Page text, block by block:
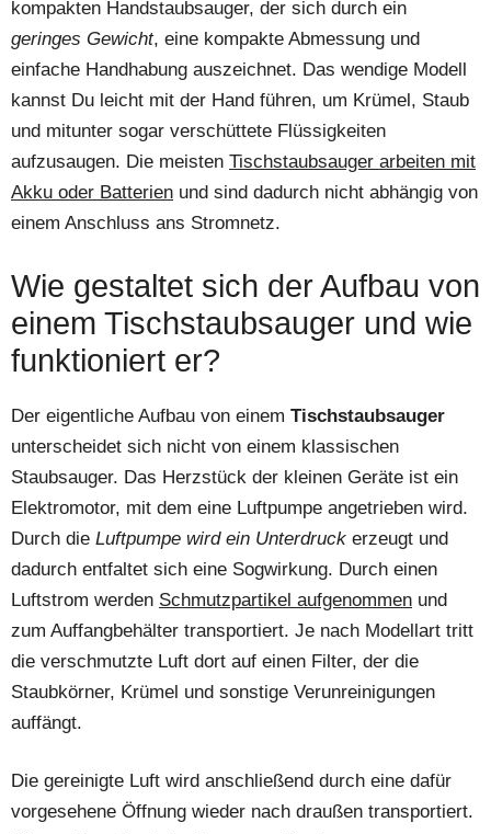
kompakten Handstaubsauger, der sich durch ein
geringes Gewicht, eine kompakte Abmessung und
einfache Handhabung auszeichnet. Das wendige Modell
kannst Du leicht mit der Hand führen, um Krümel, Staub
und mitunter sogar verschüttete Flüssigkeiten
aufzusaugen. Die meisten Tischstaubsauger arbeiten mit
Akku oder Batterien und sind dadurch nicht abhängig von
einem Anschluss ans Stromnetz.
Wie gestaltet sich der Aufbau von
einem Tischstaubsauger und wie
funktioniert er?
Der eigentliche Aufbau von einem Tischstaubsauger
unterscheidet sich nicht von einem klassischen
Staubsauger. Das Herzstück der kleinen Geräte ist ein
Elektromotor, mit dem eine Luftpumpe angetrieben wird.
Durch die Luftpumpe wird ein Unterdruck erzeugt und
dadurch entfaltet sich eine Sogwirkung. Durch einen
Luftstrom werden Schmutzpartikel aufgenommen und
zum Auffangbehälter transportiert. Je nach Modellart tritt
die verschmutzte Luft dort auf einen Filter, der die
Staubkörner, Krümel und sonstige Verunreinigungen
auffängt.
Die gereinigte Luft wird anschließend durch eine dafür
vorgesehene Öffnung wieder nach draußen transportiert.